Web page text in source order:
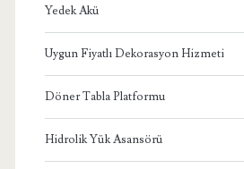
Yedek Akü
Uygun Fiyatlı Dekorasyon Hizmeti
Döner Tabla Platformu
Hidrolik Yük Asansörü